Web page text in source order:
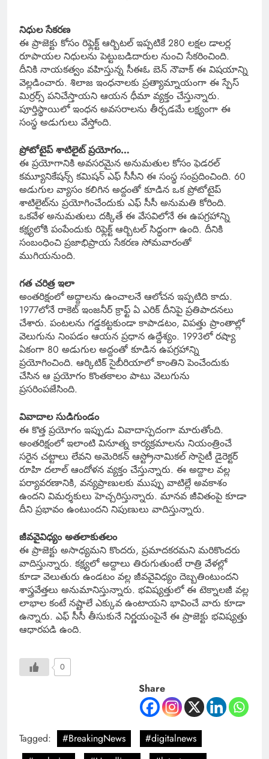
నిధుల సేకరణ
ఈ ప్రాజెక్టు కోసం రిఫ్లెక్ట్ ఆర్బిటల్ ఇప్పటికే 280 లక్షల డాలర్ల
రూపాయల నిధులను పెట్టుబడిదారుల నుంచి సేకరించింది.
దీనికి నాయకత్వం వహిస్తున్న సీఈఓ బెన్ నౌవాక్ ఈ విషయాన్ని
వెల్లడించారు. శిలాజ ఇంధనాలకు ప్రత్యామ్నాయంగా ఈ స్పేస్
మిర్రర్స్ పనిచేస్తాయని ఆయన ధీమా వ్యక్తం చేస్తున్నారు.
పూర్తిస్థాయిలో ఇంధన అవసరాలను తీర్చడమే లక్ష్యంగా ఈ
సంస్థ అడుగులు వేస్తోంది.
ప్రోటోటైప్ శాటిలైట్‌ ప్రయోగం…
ఈ ప్రయోగానికి అవసరమైన అనుమతుల కోసం ఫెడరల్
కమ్యూనికేషన్స్ కమిషన్ ఎఫ్ సీసీని ఈ సంస్థ సంప్రదించింది. 60
అడుగుల వ్యాసం కలిగిన అద్దంతో కూడిన ఒక ప్రోటోటైప్
శాటిలైట్‌ను ప్రయోగించేందుకు ఎఫ్ సీసీ అనుమతి కోరింది.
ఒకవేళ అనుమతులు దక్కితే ఈ వేసవిలోనే ఈ ఉపగ్రహాన్ని
కక్ష్యలోకి పంపేందుకు రిఫ్లెక్ట్ ఆర్బిటల్ సిద్ధంగా ఉంది. దీనికి
సంబంధించి ప్రజాభిప్రాయ సేకరణ సోమవారంతో
ముగియనుంది.
గత చరిత్ర ఇలా
అంతరిక్షంలో అద్దాలను ఉంచాలనే ఆలోచన ఇప్పటిది కాదు.
1977లోనే రాకెట్ ఇంజనీర్ క్రాఫ్ట్ ఏ ఎరిక్ దీనిపై ప్రతిపాదనలు
చేశారు. పంటలను గడ్డకట్టకుండా కాపాడటం, విపత్తు ప్రాంతాల్లో
వెలుగును నింపడం ఆయన ప్రధాన ఉద్దేశ్యం. 1993లో రష్యా
ఏకంగా 80 అడుగుల అద్దంతో కూడిన ఉపగ్రహాన్ని
ప్రయోగించింది. ఆర్కిటిక్ సైబీరియాలో కాంతిని పెంచేందుకు
చేసిన ఆ ప్రయోగం కొంతకాలం పాటు వెలుగును
ప్రసరింపజేసింది.
వివాదాల సుడిగుండం
ఈ కొత్త ప్రయోగం ఇప్పుడు వివాదాస్పదంగా మారుతోంది.
అంతరిక్షంలో ఇలాంటి వినూత్న కార్యక్రమాలను నియంత్రించే
సరైన చట్టాలు లేవని అమెరికన్ ఆస్ట్రోనామికల్ సొసైటీ డైరెక్టర్
రూహి దలాల్ ఆందోళన వ్యక్తం చేస్తున్నారు. ఈ అద్దాల వల్ల
పర్యావరణానికి, వన్యప్రాణులకు ముప్పు వాటిల్లే అవకాశం
ఉందని విమర్శకులు హెచ్చరిస్తున్నారు. మానవ జీవితంపై కూడా
దీని ప్రభావం ఉంటుందని నిపుణులు వాదిస్తున్నారు.
జీవవైవిధ్యం అతలాకుతలం
ఈ ప్రాజెక్టు అసాధ్యమని కొందరు, ప్రమాదకరమని మరికొందరు
వాదిస్తున్నారు. కక్ష్యలో అద్దాలు తిరుగుతుంటే రాత్రి వేళల్లో
కూడా వెలుతురు ఉండటం వల్ల జీవవైవిధ్యం దెబ్బతింటుందని
శాస్త్రవేత్తలు అనుమానిస్తున్నారు. భవిష్యత్తులో ఈ టెక్నాలజీ వల్ల
లాభాల కంటే నష్టాలే ఎక్కువ ఉంటాయని భావించే వారు కూడా
ఉన్నారు. ఎఫ్ సీసీ తీసుకునే నిర్ణయంపైనే ఈ ప్రాజెక్టు భవిష్యత్తు
ఆధారపడి ఉంది.
0
Share
Tagged: #BreakingNews
#digitalnews